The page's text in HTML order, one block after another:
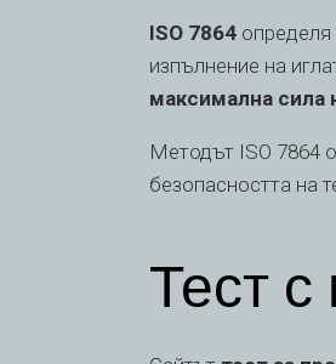
ISO 7864 определя
изпълнение на
максимална сила
Методът ISO 7864
безопасността на
Тест